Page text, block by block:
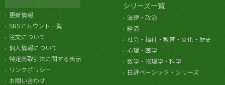
更新情報
SNSアカウント一覧
注文について
個人情報について
特定商取引法に関する表示
リンクポリシー
お問い合わせ
シリーズ一覧
法律・政治
経済
社会・福祉・教育・文化・歴史
心理・医学
数学・物理学・科学
日評ベーシック・シリーズ